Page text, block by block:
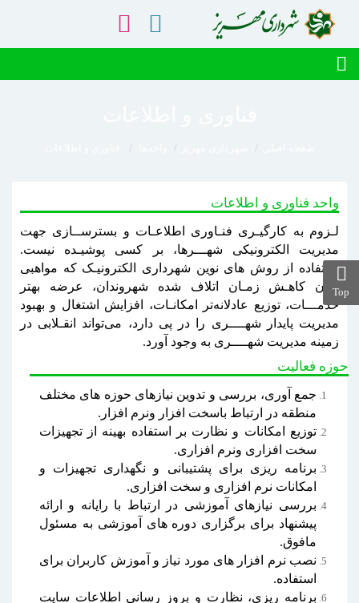
واحد فناوری و اطلاعات
لـزوم به کارگیـری فنـاوری اطلاعـات و بسترســازی جهت
مدیریت الکترونیکی شهـــرها، بر کسی پوشیـده نیست.
استفاده از روش ‏های نوین شهرداری الکترونیـک که مواهبی
چون کاهـش زمـان اتلاف‏ شده شهروندان، عرضه بهتر
خدمـــات، توزیع عادلانه‌تر امکانـات، افزایش اشتغال و بهبود
مدیریت پایدار شهــــری را در پی دارد، می‌تواند انقـلابی در
زمینه مدیریت شهــــری به وجود آورد.
حوزه فعالیت
جمع آوری، بررسی و تدوین نیازهای حوزه های مختلف
منطقه در ارتباط باسخت افزار ونرم افزار.
توزیع امکانات و نظارت بر استفاده بهینه از تجهیزات
سخت افزاری ونرم افزاری.
برنامه ریزی برای پشتیبانی و نگهداری تجهیزات و
امکانات نرم افزاری و سخت افزاری.
بررسی نیازهای آموزشی در ارتباط با رایانه و ارائه
پیشنهاد برای برگزاری دوره های آموزشی به مسئول
مافوق.
نصب نرم افزار های مورد نیاز و آموزش کاربران برای
استفاده.
برنامه ریزی، نظارت و بروز رسانی اطلاعات سایت
Top